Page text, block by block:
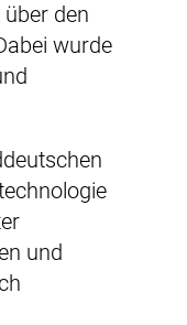
den
wurde
und